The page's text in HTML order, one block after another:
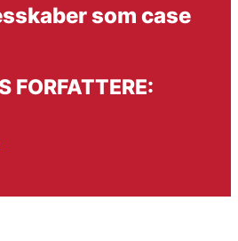
som case
FORFATTERE: